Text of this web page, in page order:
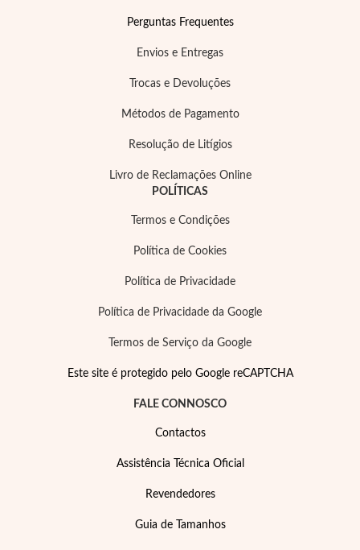
Perguntas Frequentes
Envios e Entregas
Trocas e Devoluções
Métodos de Pagamento
Resolução de Litígios
Livro de Reclamações Online
POLÍTICAS
Termos e Condições
Política de Cookies
Política de Privacidade
Política de Privacidade da Google
Termos de Serviço da Google
Este site é protegido pelo Google reCAPTCHA
FALE CONNOSCO
Contactos
Assistência Técnica Oficial
Revendedores
Guia de Tamanhos